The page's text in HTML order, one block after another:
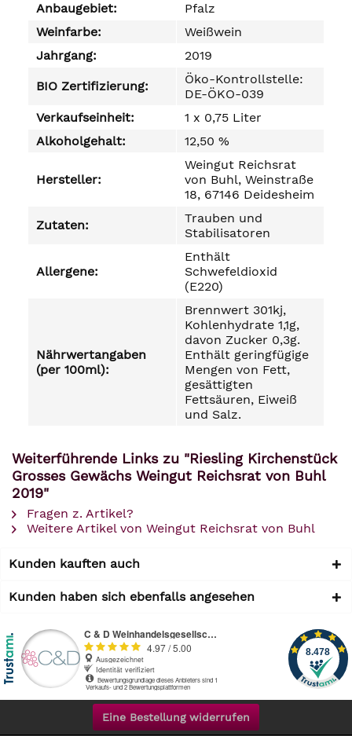
Anbaugebiet:
Pfalz
Weinfarbe:
Weißwein
Jahrgang:
2019
BIO Zertifizierung:
Öko-Kontrollstelle:
DE-ÖKO-039
Verkaufseinheit:
1 x 0,75 Liter
Alkoholgehalt:
12,50 %
Hersteller:
Weingut Reichsrat
von Buhl, Weinstraße
18, 67146 Deidesheim
Zutaten:
Trauben und
Stabilisatoren
Allergene:
Enthält
Schwefeldioxid
(E220)
Nährwertangaben
(per 100ml):
Brennwert 301kj,
Kohlenhydrate 1,1g,
davon Zucker 0,3g.
Enthält geringfügige
Mengen von Fett,
gesättigten
Fettsäuren, Eiweiß
und Salz.
Weiterführende Links zu "Riesling Kirchenstück
Grosses Gewächs Weingut Reichsrat von Buhl
2019"
Fragen z. Artikel?
Weitere Artikel von Weingut Reichsrat von Buhl
Kunden kauften auch
Kunden haben sich ebenfalls angesehen
Eine Bestellung widerrufen